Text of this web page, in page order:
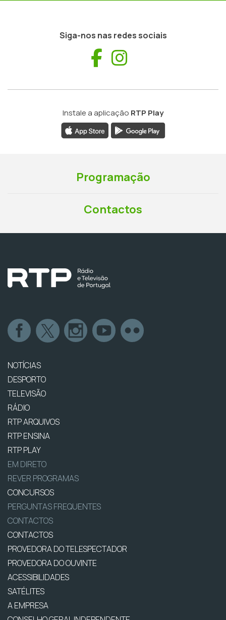
Siga-nos nas redes sociais
Facebook
Instale a aplicação RTP Play
Programação
Contactos
NOTÍCIAS
DESPORTO
TELEVISÃO
RÁDIO
RTP ARQUIVOS
RTP ENSINA
RTP PLAY
EM DIRETO
REVER PROGRAMAS
CONCURSOS
PERGUNTAS FREQUENTES
CONTACTOS
CONTACTOS
PROVEDORA DO TELESPECTADOR
PROVEDORA DO OUVINTE
ACESSIBILIDADES
SATÉLITES
A EMPRESA